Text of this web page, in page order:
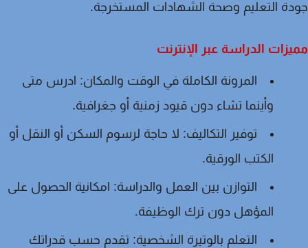
التعليم وصحة الشهادات المستخرجة.
الدراسة عبر الإنترنت
المرونة الكاملة في الوقت والمكان:ادرس متى
وأينما تشاء دون قيود زمنية أو جغرافية.
توفير التكاليف:لا حاجة لرسوم السكن أو النقل أو
الكتب الورقية.
التوازن بين العمل والدراسة:امكانية الحصول على
المؤهل دون ترك الوظيفة.
التعلم بالوتيرة الشخصية:تقدم حسب قدراتك